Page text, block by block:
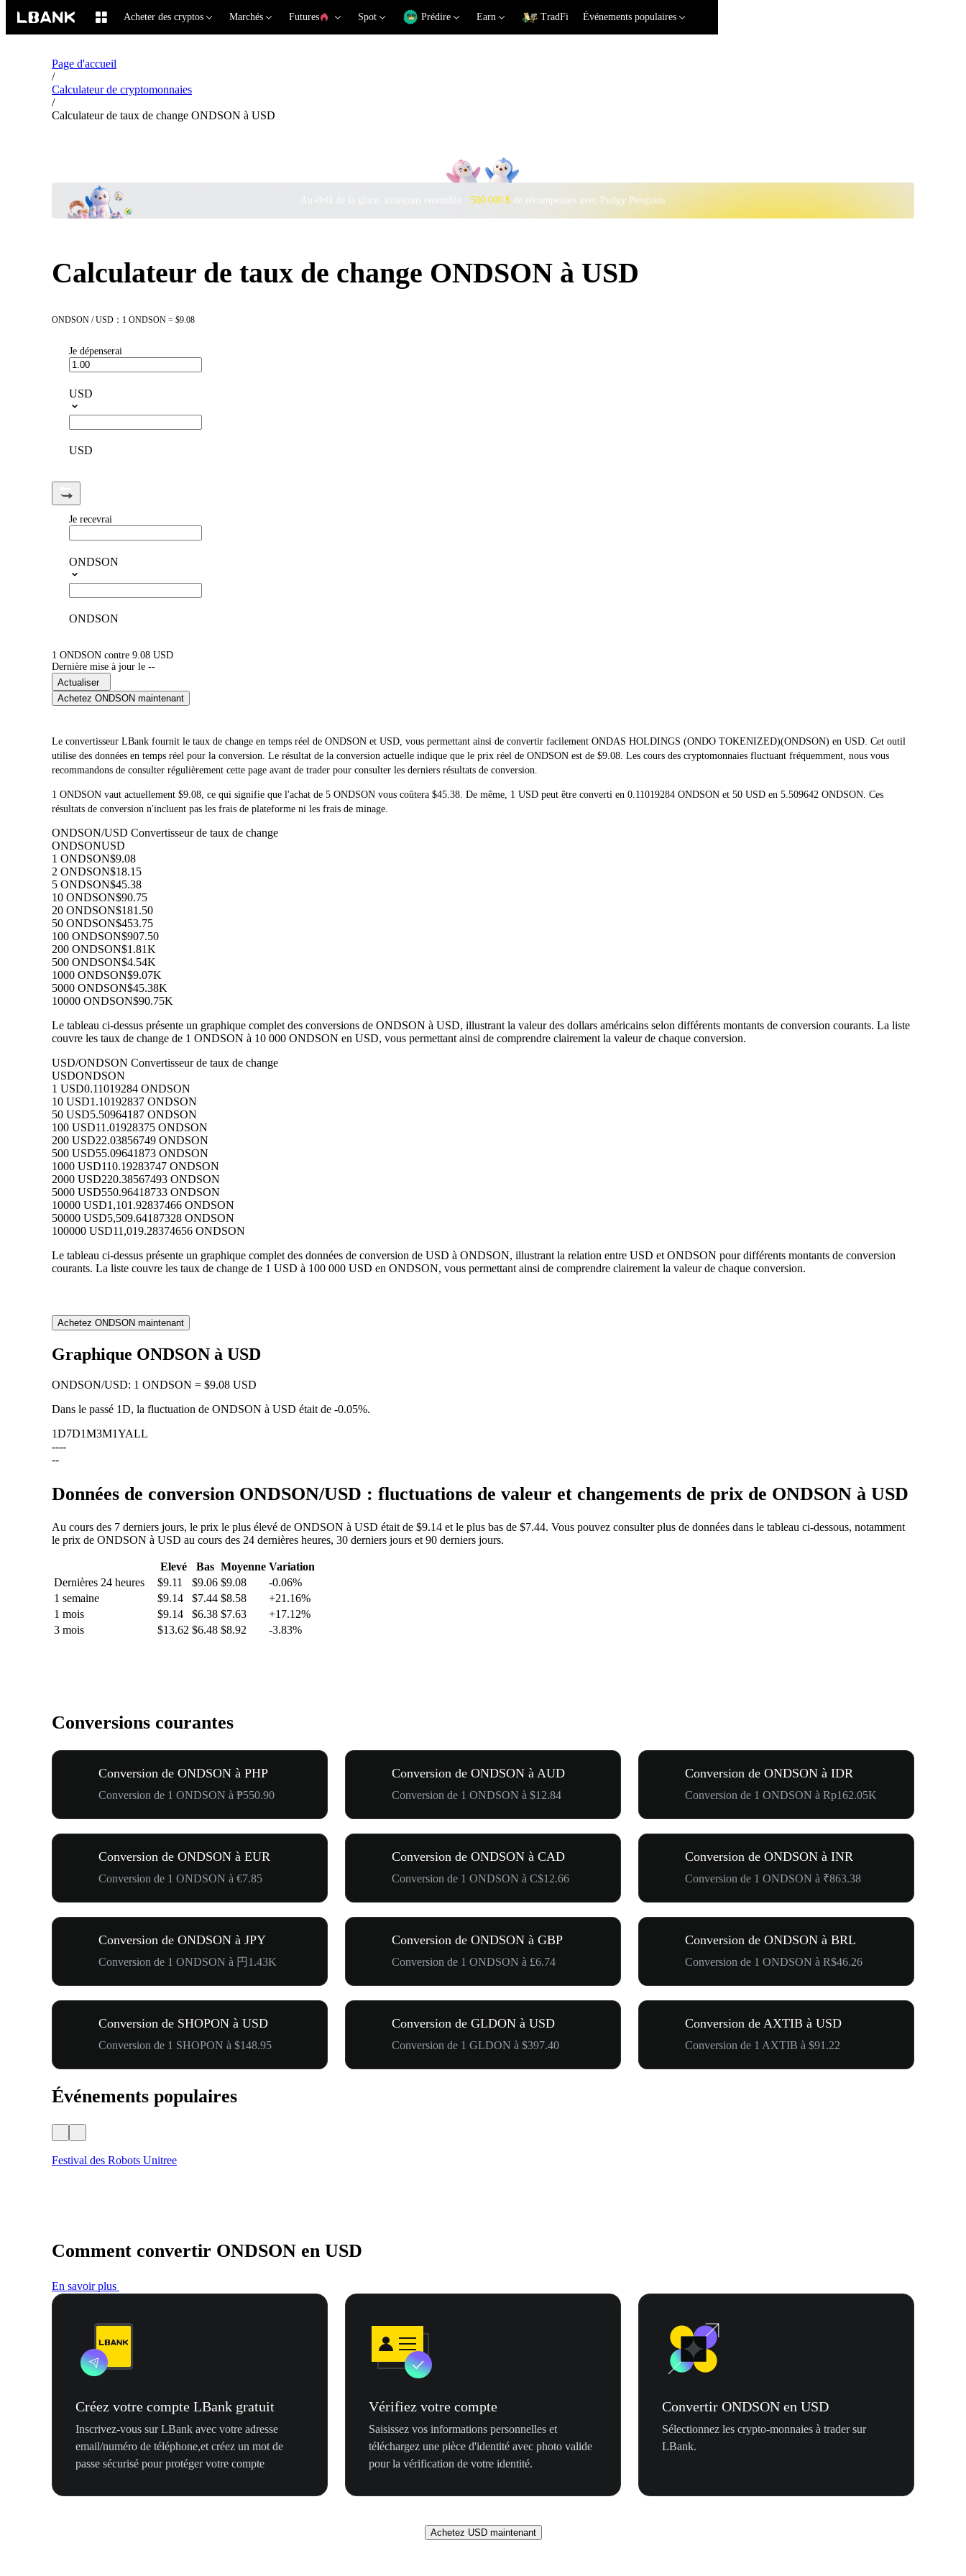
Acheter des cryptos Marchés Futures Spot Prédire Earn TradFi Événements populaires
Page d'accueil
/
Calculateur de cryptomonnaies
/
Calculateur de taux de change ONDSON à USD
Au-delà de la glace, avançons ensemble · 500 000 $ de récompenses avec Pudgy Penguins
Calculateur de taux de change ONDSON à USD
ONDSON / USD：1 ONDSON = $9.08
Je dépenserai
USD
USD
Je recevrai
ONDSON
ONDSON
1 ONDSON contre 9.08 USD
Dernière mise à jour le --
Actualiser
Achetez ONDSON maintenant
Le convertisseur LBank fournit le taux de change en temps réel de ONDSON et USD, vous permettant ainsi de convertir facilement ONDAS HOLDINGS (ONDO TOKENIZED)(ONDSON) en USD. Cet outil
utilise des données en temps réel pour la conversion. Le résultat de la conversion actuelle indique que le prix réel de ONDSON est de $9.08. Les cours des cryptomonnaies fluctuant fréquemment, nous vous
recommandons de consulter régulièrement cette page avant de trader pour consulter les derniers résultats de conversion.
1 ONDSON vaut actuellement $9.08, ce qui signifie que l'achat de 5 ONDSON vous coûtera $45.38. De même, 1 USD peut être converti en 0.11019284 ONDSON et 50 USD en 5.509642 ONDSON. Ces
résultats de conversion n'incluent pas les frais de plateforme ni les frais de minage.
ONDSON/USD Convertisseur de taux de change
ONDSONUSD
1 ONDSON$9.08
2 ONDSON$18.15
5 ONDSON$45.38
10 ONDSON$90.75
20 ONDSON$181.50
50 ONDSON$453.75
100 ONDSON$907.50
200 ONDSON$1.81K
500 ONDSON$4.54K
1000 ONDSON$9.07K
5000 ONDSON$45.38K
10000 ONDSON$90.75K
Le tableau ci-dessus présente un graphique complet des conversions de ONDSON à USD, illustrant la valeur des dollars américains selon différents montants de conversion courants. La liste
couvre les taux de change de 1 ONDSON à 10 000 ONDSON en USD, vous permettant ainsi de comprendre clairement la valeur de chaque conversion.
USD/ONDSON Convertisseur de taux de change
USDONDSON
1 USD0.11019284 ONDSON
10 USD1.10192837 ONDSON
50 USD5.50964187 ONDSON
100 USD11.01928375 ONDSON
200 USD22.03856749 ONDSON
500 USD55.09641873 ONDSON
1000 USD110.19283747 ONDSON
2000 USD220.38567493 ONDSON
5000 USD550.96418733 ONDSON
10000 USD1,101.92837466 ONDSON
50000 USD5,509.64187328 ONDSON
100000 USD11,019.28374656 ONDSON
Le tableau ci-dessus présente un graphique complet des données de conversion de USD à ONDSON, illustrant la relation entre USD et ONDSON pour différents montants de conversion
courants. La liste couvre les taux de change de 1 USD à 100 000 USD en ONDSON, vous permettant ainsi de comprendre clairement la valeur de chaque conversion.
Achetez ONDSON maintenant
Graphique ONDSON à USD
ONDSON/USD: 1 ONDSON = $9.08 USD
Dans le passé 1D, la fluctuation de ONDSON à USD était de -0.05%.
1D7D1M3M1YALL
----
--
Données de conversion ONDSON/USD : fluctuations de valeur et changements de prix de ONDSON à USD
Au cours des 7 derniers jours, le prix le plus élevé de ONDSON à USD était de $9.14 et le plus bas de $7.44. Vous pouvez consulter plus de données dans le tableau ci-dessous, notamment
le prix de ONDSON à USD au cours des 24 dernières heures, 30 derniers jours et 90 derniers jours.
Elevé Bas Moyenne Variation
Dernières 24 heures
$9.11 $9.06 $9.08
-0.06%
1 semaine
$9.14 $7.44 $8.58
+21.16%
1 mois
$9.14 $6.38 $7.63
+17.12%
3 mois
$13.62 $6.48 $8.92 -3.83%
Conversions courantes
Conversion de ONDSON à PHP
Conversion de 1 ONDSON à ₱550.90
Conversion de ONDSON à AUD
Conversion de 1 ONDSON à $12.84
Conversion de ONDSON à IDR
Conversion de 1 ONDSON à Rp162.05K
Conversion de ONDSON à EUR
Conversion de 1 ONDSON à €7.85
Conversion de ONDSON à CAD
Conversion de 1 ONDSON à C$12.66
Conversion de ONDSON à INR
Conversion de 1 ONDSON à ₹863.38
Conversion de ONDSON à JPY
Conversion de 1 ONDSON à 円1.43K
Conversion de ONDSON à GBP
Conversion de 1 ONDSON à £6.74
Conversion de ONDSON à BRL
Conversion de 1 ONDSON à R$46.26
Conversion de SHOPON à USD
Conversion de 1 SHOPON à $148.95
Conversion de GLDON à USD
Conversion de 1 GLDON à $397.40
Conversion de AXTIB à USD
Conversion de 1 AXTIB à $91.22
Événements populaires
Festival des Robots Unitree
Comment convertir ONDSON en USD
En savoir plus
Créez votre compte LBank gratuit
Inscrivez-vous sur LBank avec votre adresse
email/numéro de téléphone,et créez un mot de
passe sécurisé pour protéger votre compte
Vérifiez votre compte
Saisissez vos informations personnelles et
téléchargez une pièce d'identité avec photo valide
pour la vérification de votre identité.
Convertir ONDSON en USD
Sélectionnez les crypto-monnaies à trader sur
LBank.
Achetez USD maintenant